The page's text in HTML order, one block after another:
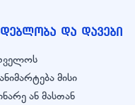
და დავები
მისი
ან მასთან